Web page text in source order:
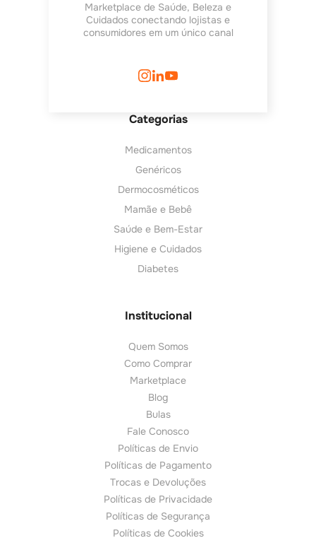
Marketplace de Saúde, Beleza e
Cuidados conectando lojistas e
consumidores em um único canal
Categorias
Medicamentos
Genéricos
Dermocosméticos
Mamãe e Bebê
Saúde e Bem-Estar
Higiene e Cuidados
Diabetes
Institucional
Quem Somos
Como Comprar
Marketplace
Blog
Bulas
Fale Conosco
Políticas de Envio
Políticas de Pagamento
Trocas e Devoluções
Políticas de Privacidade
Políticas de Segurança
Políticas de Cookies